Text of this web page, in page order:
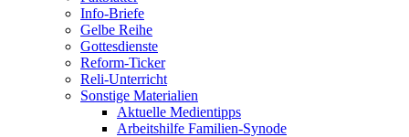
Info-Briefe
Gelbe Reihe
Gottesdienste
Reform-Ticker
Reli-Unterricht
Sonstige Materialien
Aktuelle Medientipps
Arbeitshilfe Familien-Synode